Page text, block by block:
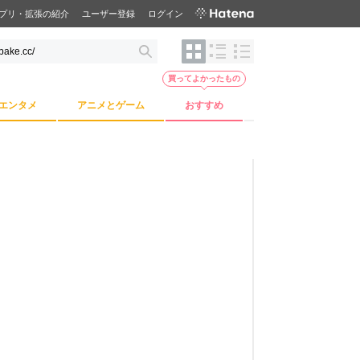
リ・拡張の紹介 ユーザー登録 ログイン
ンタメ アニメとゲーム おすすめ
買ってよかったもの